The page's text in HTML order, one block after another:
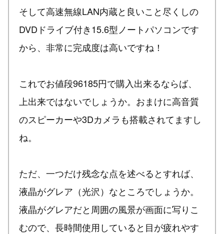
そして高速無線LAN内蔵と良いこと尽くしの
DVDドライブ付き15.6型ノートパソコンです
から、非常に完成度は高いですね！
これでお値段96185円で購入出来るならば、
上出来ではないでしょうか。おまけに高音質
のスピーカーや3Dカメラも搭載されてますし
ね。
ただ、一つだけ残念な点を述べるとすれば、
液晶がグレア（光沢）なところでしょうか。
液晶がグレアだと周囲の風景が画面に写りこ
むので、長時間使用していると目が疲れやす